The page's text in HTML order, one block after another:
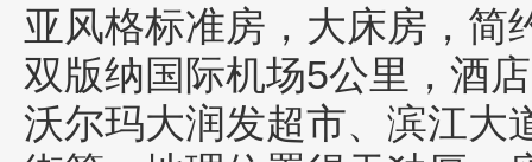
亚风格标准房，大床房，简
双版纳国际机场5公里，酒
沃尔玛大润发超市、滨江大